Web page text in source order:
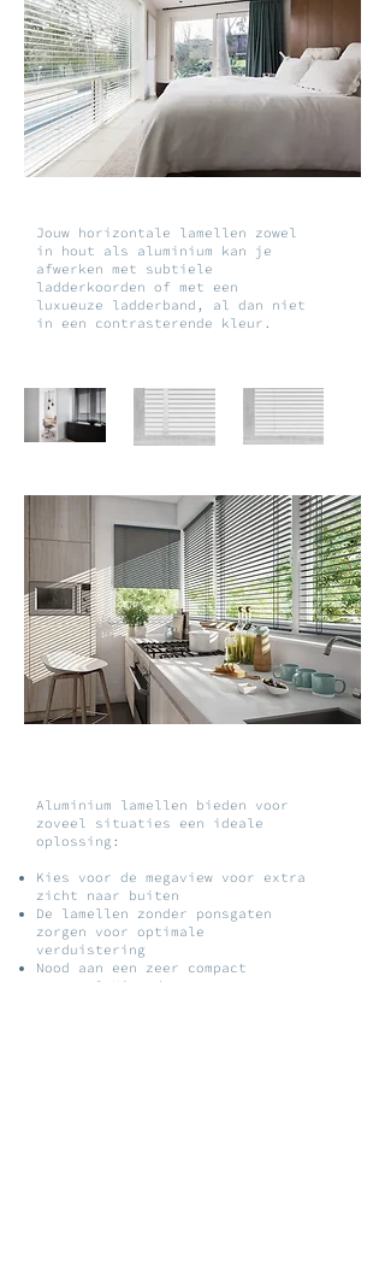
Jouw horizontale lamellen zowel
in hout als aluminium kan je
afwerken met subtiele
ladderkoorden of met een
luxueuze ladderband, al dan niet
in een contrasterende kleur.
Aluminium lamellen bieden voor
zoveel situaties een ideale
oplossing:
Kies voor de megaview voor extra
zicht naar buiten
De lamellen zonder ponsgaten
zorgen voor optimale
verduistering
Nood aan een zeer compact
systeem? Kies dan voor